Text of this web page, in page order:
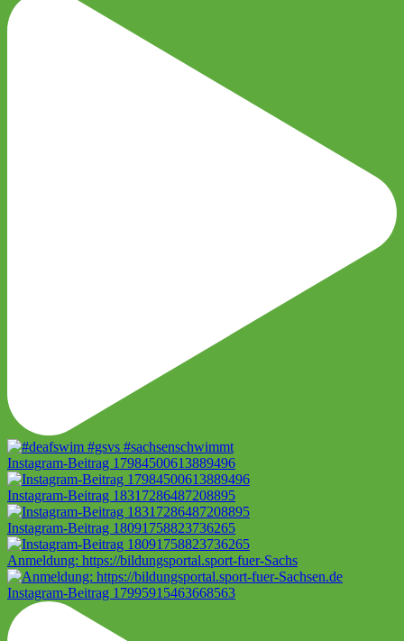
Instagram-Beitrag 17984500613889496
Instagram-Beitrag 18317286487208895
Instagram-Beitrag 18091758823736265
Anmeldung: https://bildungsportal.sport-fuer-Sachs
Instagram-Beitrag 17995915463668563